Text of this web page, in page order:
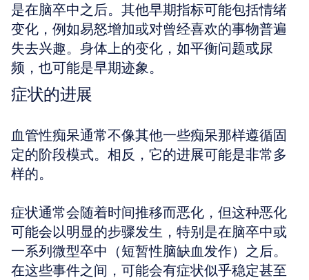
是在脑卒中之后。其他早期指标可能包括情绪
变化，例如易怒增加或对曾经喜欢的事物普遍
失去兴趣。身体上的变化，如平衡问题或尿
频，也可能是早期迹象。
症状的进展
血管性痴呆通常不像其他一些痴呆那样遵循固
定的阶段模式。相反，它的进展可能是非常多
样的。
症状通常会随着时间推移而恶化，但这种恶化
可能会以明显的步骤发生，特别是在脑卒中或
一系列微型卒中（短暂性脑缺血发作）之后。
在这些事件之间，可能会有症状似乎稳定甚至